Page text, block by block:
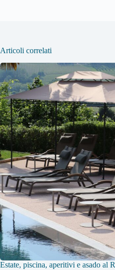
Articoli correlati
Estate, piscina, aperitivi e asado al